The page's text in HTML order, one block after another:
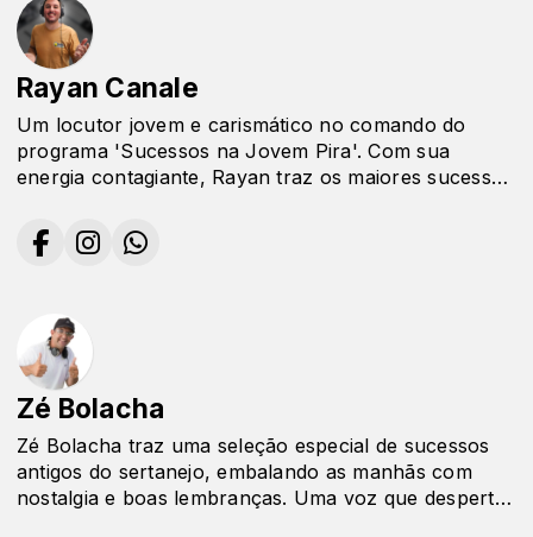
Rayan Canale
Um locutor jovem e carismático no comando do
programa 'Sucessos na Jovem Pira'. Com sua
energia contagiante, Rayan traz os maiores sucessos
Zé Bolacha
Zé Bolacha traz uma seleção especial de sucessos
antigos do sertanejo, embalando as manhãs com
nostalgia e boas lembranças. Uma voz que desperta